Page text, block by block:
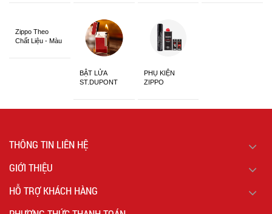
Zippo Theo
Chất Liệu - Màu
BẬT LỬA
ST.DUPONT
PHỤ KIỆN
ZIPPO
THÔNG TIN LIÊN HỆ
GIỚI THIỆU
HỖ TRỢ KHÁCH HÀNG